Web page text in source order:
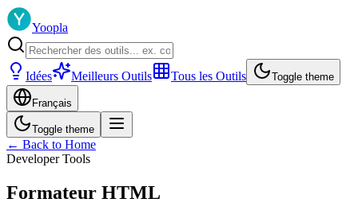
Yoopla
Idées Meilleurs Outils Tous les Outils Toggle theme
Français
Toggle theme
← Back to Home
Developer Tools
Formateur HTML